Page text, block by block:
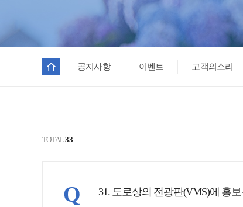
공지사항 이벤트 고객의소리
TOTAL33
Q 31. 도로상의 전광판(VMS)에 홍